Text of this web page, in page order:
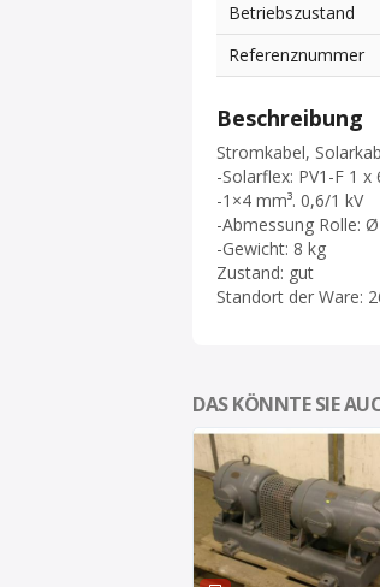
Betriebszustand
Referenznummer
Beschreibung
Stromkabel,
-Solarflex: PV1-F 1 x
-1×4 mm³. 0,6/1 kV
-Abmessung Rolle:
-Gewicht: 8 kg
Zustand: gut
Standort der Ware:
DAS KÖNNTE SIE